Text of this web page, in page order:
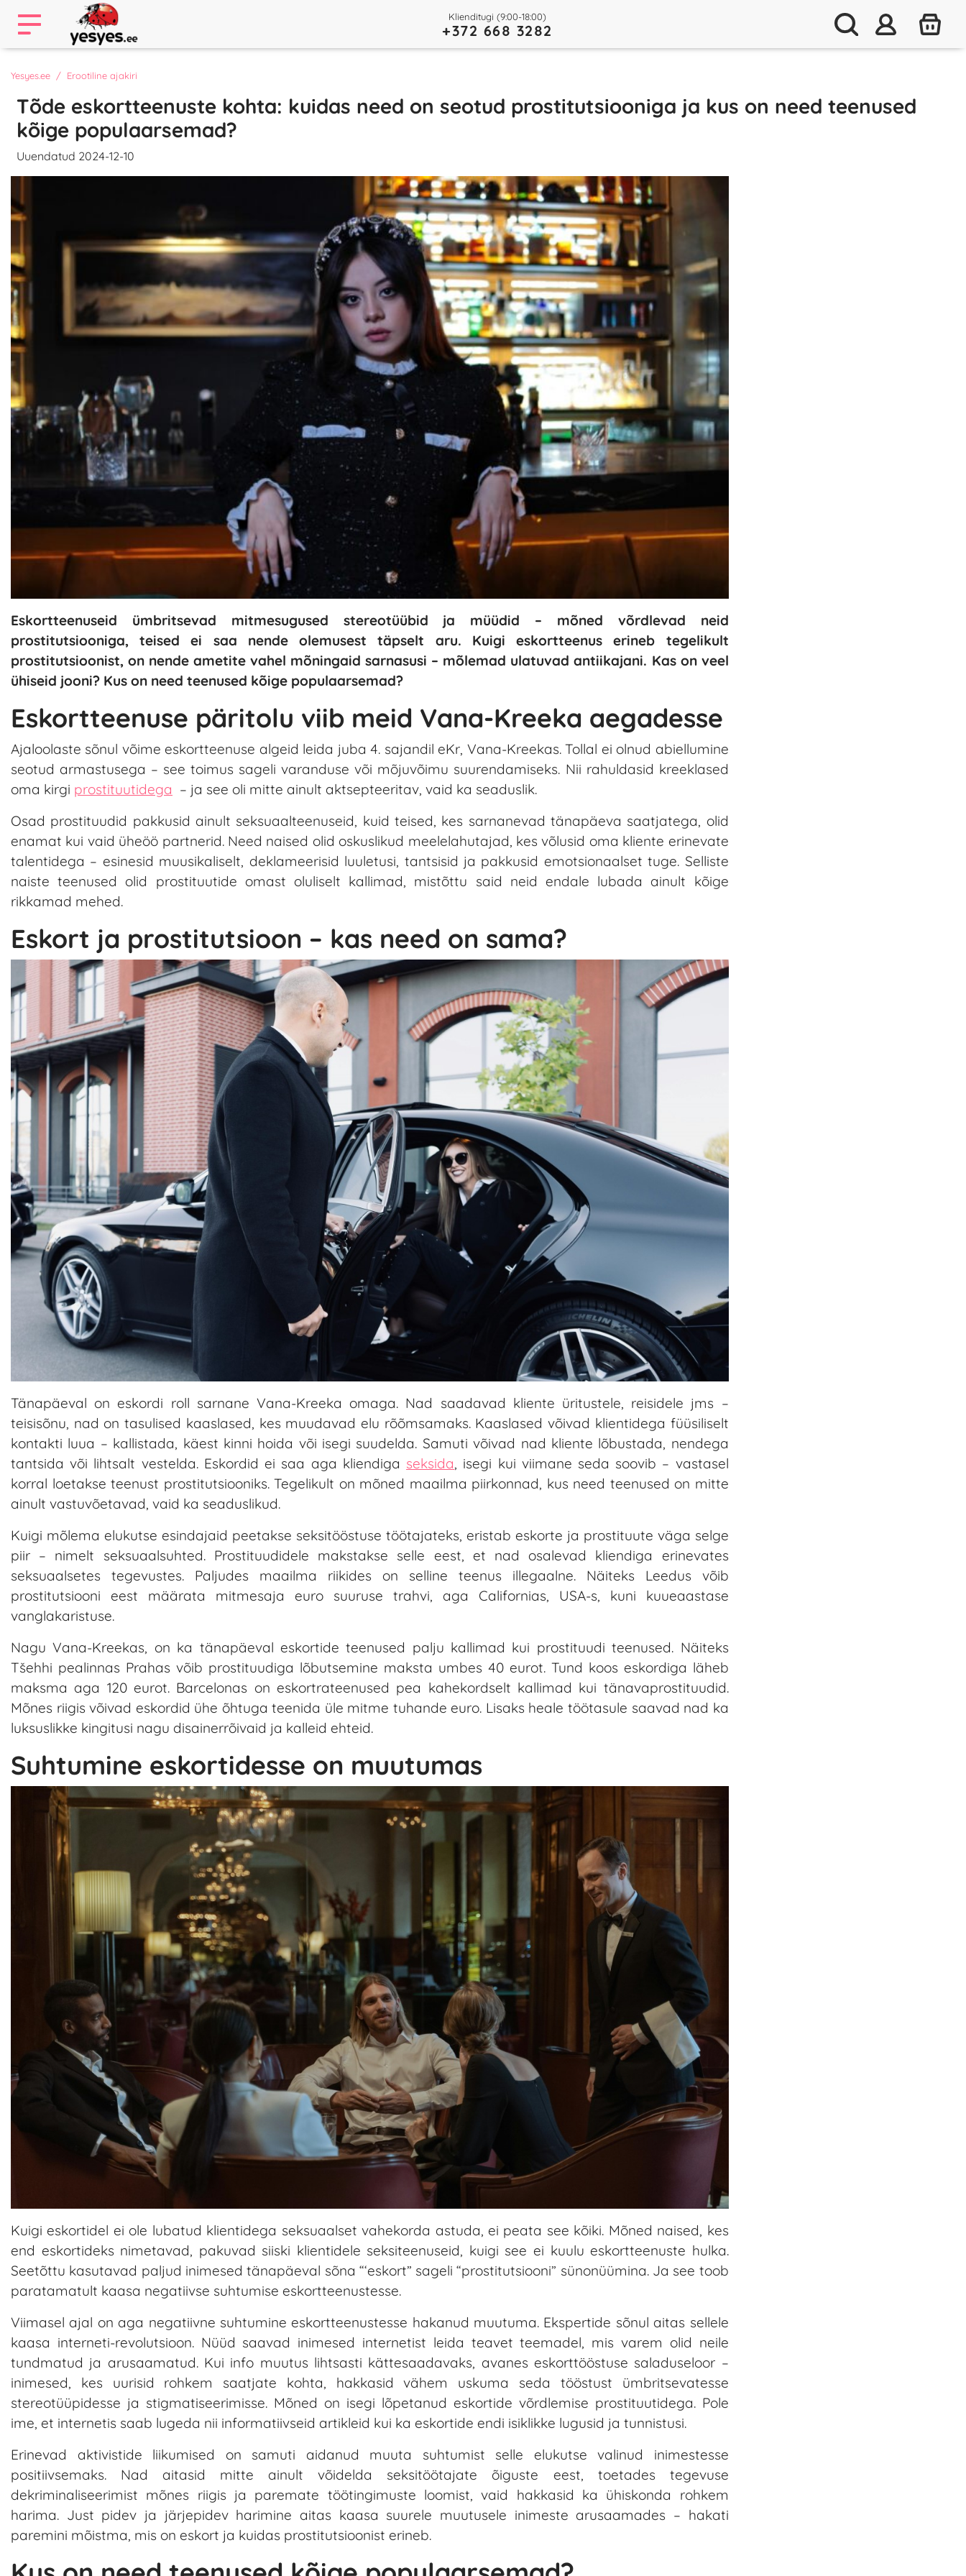
Klienditugi (9:00-18:00)
+372 668 3282
Yesyes.ee Erootiline ajakiri
Tõde eskortteenuste kohta: kuidas need on seotud prostitutsiooniga ja kus on need teenused
kõige populaarsemad?
Uuendatud 2024-12-10
Eskortteenuseid ümbritsevad mitmesugused stereotüübid ja müüdid – mõned võrdlevad neid
prostitutsiooniga, teised ei saa nende olemusest täpselt aru. Kuigi eskortteenus erineb tegelikult
prostitutsioonist, on nende ametite vahel mõningaid sarnasusi – mõlemad ulatuvad antiikajani. Kas on veel
ühiseid jooni? Kus on need teenused kõige populaarsemad?
Eskortteenuse päritolu viib meid Vana-Kreeka aegadesse
Ajaloolaste sõnul võime eskortteenuse algeid leida juba 4. sajandil eKr, Vana-Kreekas. Tollal ei olnud abiellumine
seotud armastusega – see toimus sageli varanduse või mõjuvõimu suurendamiseks. Nii rahuldasid kreeklased
oma kirgi prostituutidega – ja see oli mitte ainult aktsepteeritav, vaid ka seaduslik.
Osad prostituudid pakkusid ainult seksuaalteenuseid, kuid teised, kes sarnanevad tänapäeva saatjatega, olid
enamat kui vaid üheöö partnerid. Need naised olid oskuslikud meelelahutajad, kes võlusid oma kliente erinevate
talentidega – esinesid muusikaliselt, deklameerisid luuletusi, tantsisid ja pakkusid emotsionaalset tuge. Selliste
naiste teenused olid prostituutide omast oluliselt kallimad, mistõttu said neid endale lubada ainult kõige
rikkamad mehed.
Eskort ja prostitutsioon – kas need on sama?
Tänapäeval on eskordi roll sarnane Vana-Kreeka omaga. Nad saadavad kliente üritustele, reisidele jms –
teisisõnu, nad on tasulised kaaslased, kes muudavad elu rõõmsamaks. Kaaslased võivad klientidega füüsiliselt
kontakti luua – kallistada, käest kinni hoida või isegi suudelda. Samuti võivad nad kliente lõbustada, nendega
tantsida või lihtsalt vestelda. Eskordid ei saa aga kliendiga seksida, isegi kui viimane seda soovib – vastasel
korral loetakse teenust prostitutsiooniks. Tegelikult on mõned maailma piirkonnad, kus need teenused on mitte
ainult vastuvõetavad, vaid ka seaduslikud.
Kuigi mõlema elukutse esindajaid peetakse seksitööstuse töötajateks, eristab eskorte ja prostituute väga selge
piir – nimelt seksuaalsuhted. Prostituudidele makstakse selle eest, et nad osalevad kliendiga erinevates
seksuaalsetes tegevustes. Paljudes maailma riikides on selline teenus illegaalne. Näiteks Leedus võib
prostitutsiooni eest määrata mitmesaja euro suuruse trahvi, aga Californias, USA-s, kuni kuueaastase
vanglakaristuse.
Nagu Vana-Kreekas, on ka tänapäeval eskortide teenused palju kallimad kui prostituudi teenused. Näiteks
Tšehhi pealinnas Prahas võib prostituudiga lõbutsemine maksta umbes 40 eurot. Tund koos eskordiga läheb
maksma aga 120 eurot. Barcelonas on eskortrateenused pea kahekordselt kallimad kui tänavaprostituudid.
Mõnes riigis võivad eskordid ühe õhtuga teenida üle mitme tuhande euro. Lisaks heale töötasule saavad nad ka
luksuslikke kingitusi nagu disainerrõivaid ja kalleid ehteid.
Suhtumine eskortidesse on muutumas
Kuigi eskortidel ei ole lubatud klientidega seksuaalset vahekorda astuda, ei peata see kõiki. Mõned naised, kes
end eskortideks nimetavad, pakuvad siiski klientidele seksiteenuseid, kuigi see ei kuulu eskortteenuste hulka.
Seetõttu kasutavad paljud inimesed tänapäeval sõna “‘eskort” sageli “prostitutsiooni” sünonüümina. Ja see toob
paratamatult kaasa negatiivse suhtumise eskortteenustesse.
Viimasel ajal on aga negatiivne suhtumine eskortteenustesse hakanud muutuma. Ekspertide sõnul aitas sellele
kaasa interneti-revolutsioon. Nüüd saavad inimesed internetist leida teavet teemadel, mis varem olid neile
tundmatud ja arusaamatud. Kui info muutus lihtsasti kättesaadavaks, avanes eskorttööstuse saladuseloor –
inimesed, kes uurisid rohkem saatjate kohta, hakkasid vähem uskuma seda tööstust ümbritsevatesse
stereotüüpidesse ja stigmatiseerimisse. Mõned on isegi lõpetanud eskortide võrdlemise prostituutidega. Pole
ime, et internetis saab lugeda nii informatiivseid artikleid kui ka eskortide endi isiklikke lugusid ja tunnistusi.
Erinevad aktivistide liikumised on samuti aidanud muuta suhtumist selle elukutse valinud inimestesse
positiivsemaks. Nad aitasid mitte ainult võidelda seksitöötajate õiguste eest, toetades tegevuse
dekriminaliseerimist mõnes riigis ja paremate töötingimuste loomist, vaid hakkasid ka ühiskonda rohkem
harima. Just pidev ja järjepidev harimine aitas kaasa suurele muutusele inimeste arusaamades – hakati
paremini mõistma, mis on eskort ja kuidas prostitutsioonist erineb.